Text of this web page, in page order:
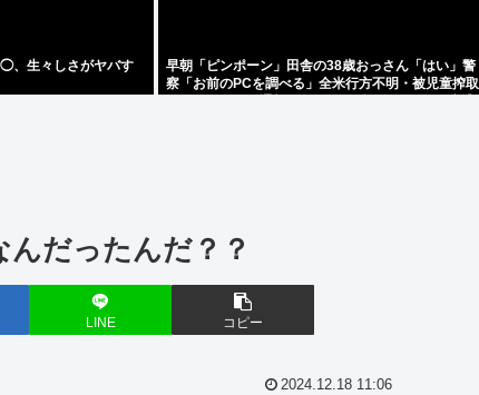
、生々しさがヤバす
早朝「ピンポーン」田舎の38歳おっさん「はい」警
察「お前のPCを調べる」全米行方不明・被児童搾取
だったんだ？？
LINE コピー
2024.12.18 11:06